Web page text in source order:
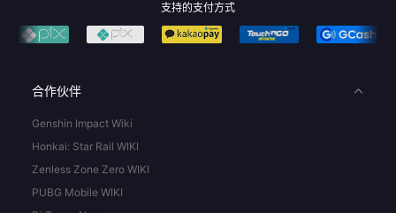
支持的支付方式
合作伙伴
Genshin Impact Wiki
Honkai: Star Rail WIKI
Zenless Zone Zero WIKI
PUBG Mobile WIKI